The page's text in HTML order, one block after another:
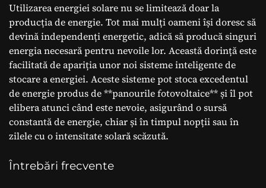
Utilizarea energiei solare nu se limitează doar la
producția de energie. Tot mai mulți oameni își doresc să
devină independenți energetic, adică să producă singuri
energia necesară pentru nevoile lor. Această dorință este
facilitată de apariția unor noi sisteme inteligente de
stocare a energiei. Aceste sisteme pot stoca excedentul
de energie produs de **panourile fotovoltaice** și îl pot
elibera atunci când este nevoie, asigurând o sursă
constantă de energie, chiar și în timpul nopții sau în
zilele cu o intensitate solară scăzută.
Întrebări frecvente